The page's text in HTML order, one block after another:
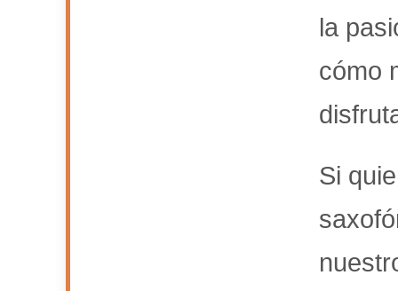
la
cómo
Si